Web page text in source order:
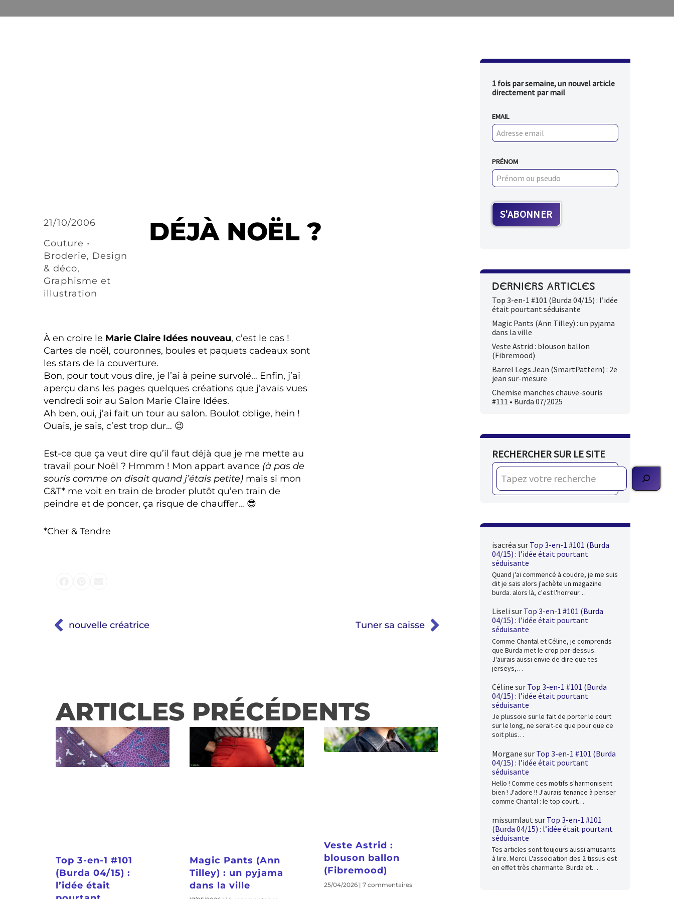
21/10/2006
Couture •
Broderie, Design
& déco,
Graphisme et
illustration
DÉJÀ NOËL ?
À en croire le Marie Claire Idées nouveau, c’est le cas !
Cartes de noël, couronnes, boules et paquets cadeaux sont
les stars de la couverture.
Bon, pour tout vous dire, je l’ai à peine survolé… Enfin, j’ai
aperçu dans les pages quelques créations que j’avais vues
vendredi soir au Salon Marie Claire Idées.
Ah ben, oui, j’ai fait un tour au salon. Boulot oblige, hein !
Ouais, je sais, c’est trop dur… 😉
Est-ce que ça veut dire qu’il faut déjà que je me mette au
travail pour Noël ? Hmmm ! Mon appart avance (à pas de
souris comme on disait quand j’étais petite) mais si mon
C&T* me voit en train de broder plutôt qu’en train de
peindre et de poncer, ça risque de chauffer… 😎
*Cher & Tendre
nouvelle créatrice Tuner sa caisse
ARTICLES PRÉCÉDENTS
Top 3-en-1 #101
(Burda 04/15) :
l’idée était
Magic Pants (Ann
Tilley) : un pyjama
dans la ville
Veste Astrid :
blouson ballon
(Fibremood)
25/04/2026 7 commentaires
1 fois par semaine, un nouvel article
directement par mail
EMAIL
PRÉNOM
DERNIERS ARTICLES
Top 3-en-1 #101 (Burda 04/15) : l’idée
était pourtant séduisante
Magic Pants (Ann Tilley) : un pyjama
dans la ville
Veste Astrid : blouson ballon
(Fibremood)
Barrel Legs Jean (SmartPattern) : 2e
jean sur-mesure
Chemise manches chauve-souris
#111 • Burda 07/2025
RECHERCHER SUR LE SITE
isacréa sur Top 3-en-1 #101 (Burda
04/15) : l’idée était pourtant
séduisante
Quand j'ai commencé à coudre, je me suis
dit je sais alors j'achète un magazine
burda. alors là, c'est l'horreur…
Liseli sur Top 3-en-1 #101 (Burda
04/15) : l’idée était pourtant
séduisante
Comme Chantal et Céline, je comprends
que Burda met le crop par-dessus.
J'aurais aussi envie de dire que tes
jerseys,…
Céline sur Top 3-en-1 #101 (Burda
04/15) : l’idée était pourtant
séduisante
Je plussoie sur le fait de porter le court
sur le long, ne serait-ce que pour que ce
soit plus…
Morgane sur Top 3-en-1 #101 (Burda
04/15) : l’idée était pourtant
séduisante
Hello ! Comme ces motifs s'harmonisent
bien ! J'adore !! J'aurais tenance à penser
comme Chantal : le top court…
missumlautsur Top 3-en-1 #101
(Burda 04/15) : l’idée était pourtant
séduisante
Tes articles sont toujours aussi amusants
à lire. Merci. L'association des 2 tissus est
en effet très charmante. Burda et…